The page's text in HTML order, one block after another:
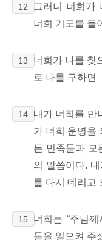
12 그러니 너희가
너희 기도를 들
13
너희가 나를 찾
로 나를 구하면
14
내가 너희를 만
가 너희 운명을
든 민족들과 모
의 말씀이다.
를 다시 데리고
15
너희는 “주님
들을 일으켜 주